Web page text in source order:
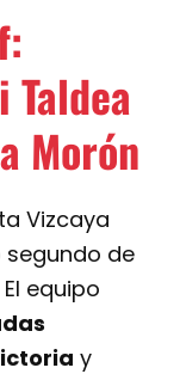
Morón
Vizcaya
segundo de
equipo
y